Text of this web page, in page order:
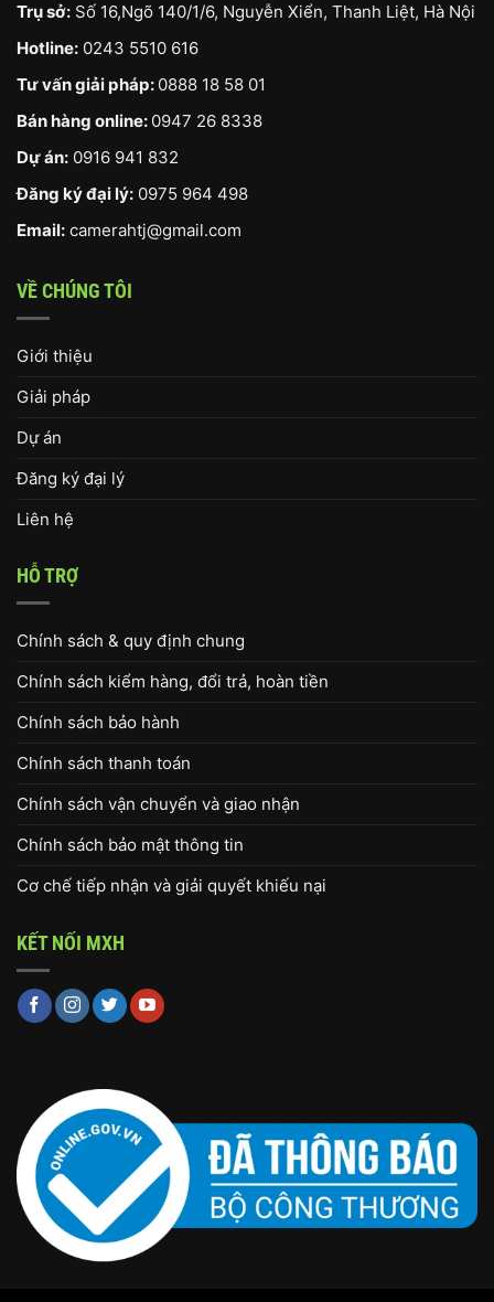
Trụ sở: Số 16,Ngõ 140/1/6, Nguyễn Xiển, Thanh Liệt, Hà Nội
Hotline: 0243 5510 616
Tư vấn giải pháp: 0888 18 58 01
Bán hàng online: 0947 26 8338
Dự án: 0916 941 832
Đăng ký đại lý: 0975 964 498
Email: camerahtj@gmail.com
VỀ CHÚNG TÔI
Giới thiệu
Giải pháp
Dự án
Đăng ký đại lý
Liên hệ
HỖ TRỢ
Chính sách & quy định chung
Chính sách kiểm hàng, đổi trả, hoàn tiền
Chính sách bảo hành
Chính sách thanh toán
Chính sách vận chuyển và giao nhận
Chính sách bảo mật thông tin
Cơ chế tiếp nhận và giải quyết khiếu nại
KẾT NỐI MXH